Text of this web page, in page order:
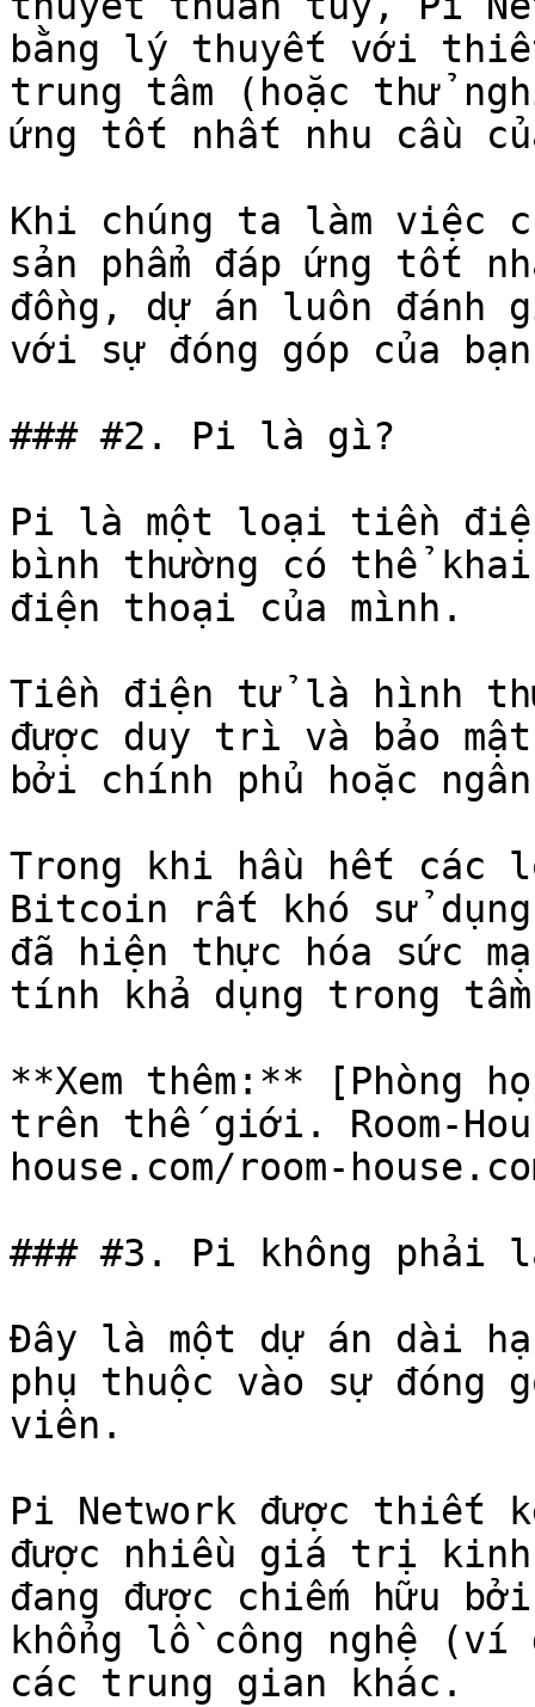
bằng lý thuyết với
trung tâm (hoặc thử
ứng tốt nhất nhu cầu
Khi chúng ta làm việc
sản phẩm đáp ứng tốt
đồng, dự án luôn đánh
với sự đóng góp của
### #2. Pi là gì?
Pi là một loại tiền
bình thường có thể
điện thoại của mình.
Tiền điện tử là hình
được duy trì và bảo
bởi chính phủ hoặc
Trong khi hầu hết các
Bitcoin rất khó sử
đã hiện thực hóa sức
tính khả dụng trong
**Xem thêm:** [Phòng
trên thế giới. Room-
house.com/room-
### #3. Pi không phải
Đây là một dự án dài
phụ thuộc vào sự đóng
viên.
Pi Network được thiết
được nhiều giá trị
đang được chiếm hữu
khổng lồ công nghệ (ví
các trung gian khác.